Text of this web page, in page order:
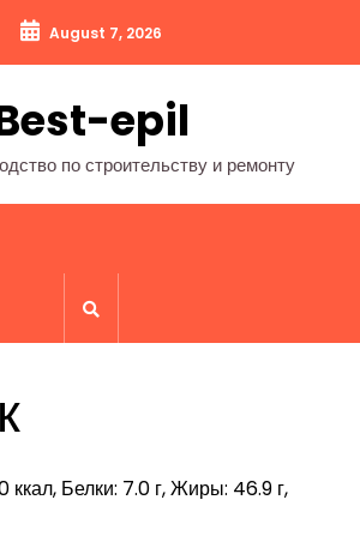
August 7, 2026
epil
по строительству и ремонту
ккал, Белки: 7.0 г, Жиры: 46.9 г,